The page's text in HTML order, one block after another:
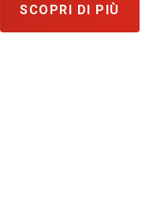
SCOPRI DI PIÙ